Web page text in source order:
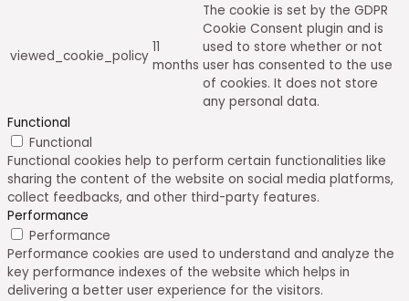
viewed_cookie_policy
11
months
The cookie is set by the GDPR
Cookie Consent plugin and is
used to store whether or not
user has consented to the use
of cookies. It does not store
any personal data.
Functional
Functional
Functional cookies help to perform certain functionalities like
sharing the content of the website on social media platforms,
collect feedbacks, and other third-party features.
Performance
Performance
Performance cookies are used to understand and analyze the
key performance indexes of the website which helps in
delivering a better user experience for the visitors.